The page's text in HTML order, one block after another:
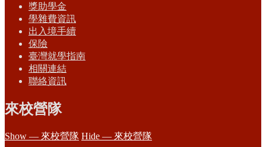
獎助學金
學雜費資訊
出入境手續
保險
臺灣就學指南
相關連結
聯絡資訊
來校營隊
Show — 來校營隊 Hide — 來校營隊